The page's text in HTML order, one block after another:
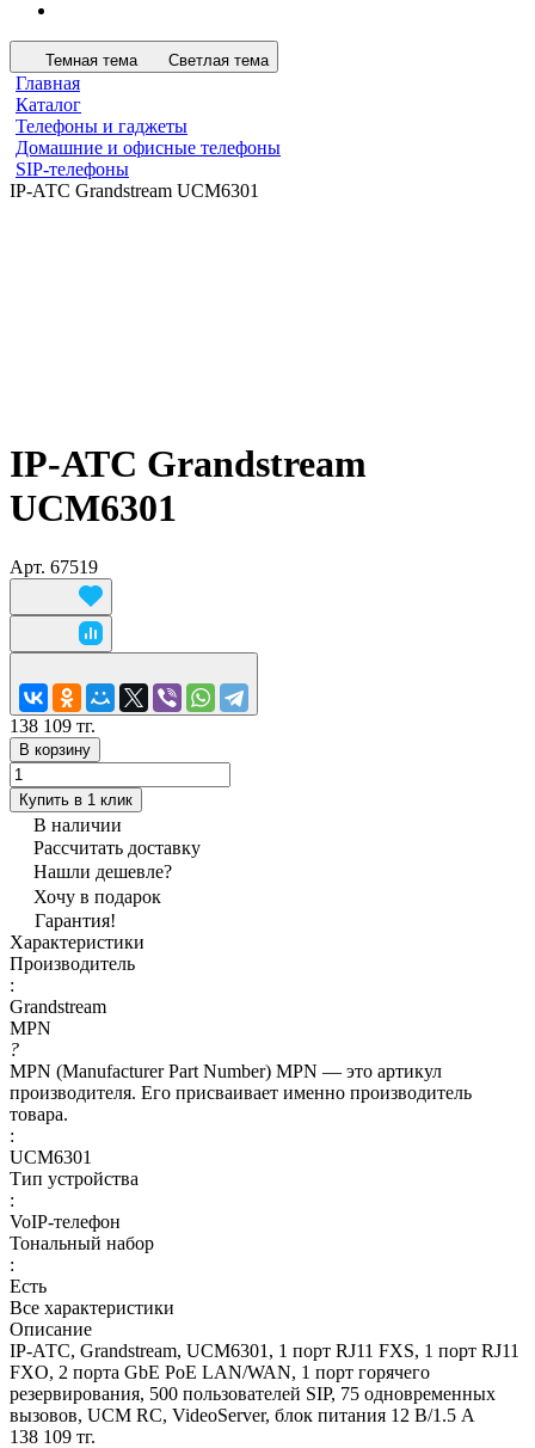
Темная тема Светлая тема
Главная
Каталог
Телефоны и гаджеты
Домашние и офисные телефоны
SIP-телефоны
IP-АТС Grandstream UCM6301
IP-АТС Grandstream
UCM6301
Арт. 67519
138 109 тг.
В корзину
Купить в 1 клик
В наличии
Рассчитать доставку
Нашли дешевле?
Хочу в подарок
Гарантия!
Характеристики
Производитель
:
Grandstream
MPN
?
MPN (Manufacturer Part Number) MPN — это артикул
производителя. Его присваивает именно производитель
товара.
:
UCM6301
Тип устройства
:
VoIP-телефон
Тональный набор
:
Есть
Все характеристики
Описание
IP-АТС, Grandstream, UCM6301, 1 порт RJ11 FXS, 1 порт RJ11
FXO, 2 порта GbE PoE LAN/WAN, 1 порт горячего
резервирования, 500 пользователей SIP, 75 одновременных
вызовов, UCM RC, VideoServer, блок питания 12 В/1.5 А
138 109 тг.